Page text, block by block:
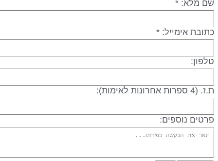
מלא: *
אימייל: *
ספרות אחרונות לאימות):
נוספים: